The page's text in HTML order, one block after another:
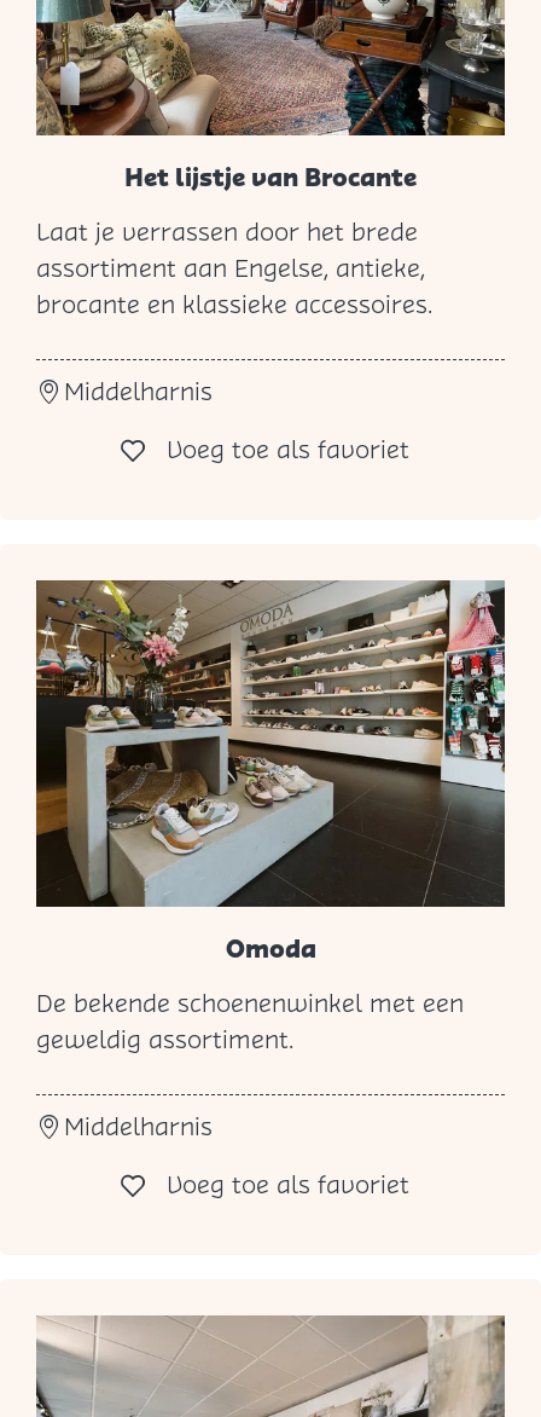
e
Het lijstje van Brocante
H
e
t
l
i
e
v
a
n
o
c
n
Laat je verrassen door het brede
assortiment aan Engelse, antieke,
brocante en klassieke accessoires.
Middelharnis
Voeg toe als favoriet
Omoda
O
m
o
d
De bekende schoenenwinkel met een
geweldig assortiment.
Middelharnis
Voeg toe als favoriet